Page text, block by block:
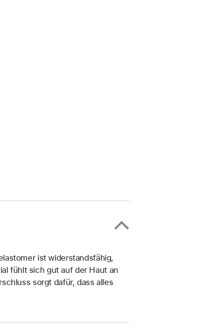
ist widerstandsfähig,
fühlt sich gut auf der Haut an
sorgt dafür, dass alles